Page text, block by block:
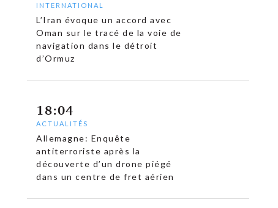
INTERNATIONAL
L’Iran évoque un accord avec
Oman sur le tracé de la voie de
navigation dans le détroit
d’Ormuz
18:04
ACTUALITÉS
Allemagne: Enquête
antiterroriste après la
découverte d’un drone piégé
dans un centre de fret aérien